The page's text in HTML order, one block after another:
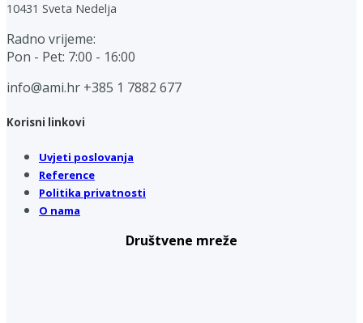
10431 Sveta Nedelja
Radno vrijeme:
Pon - Pet: 7:00 - 16:00
info@ami.hr +385 1 7882 677
Korisni linkovi
Uvjeti poslovanja
Reference
Politika privatnosti
O nama
Društvene mreže